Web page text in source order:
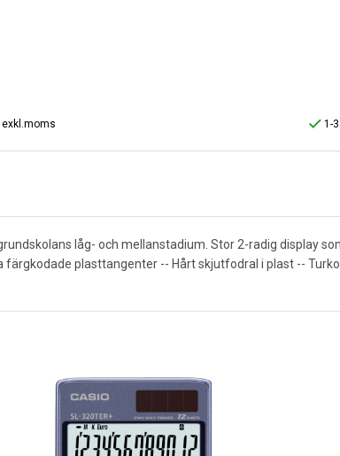
1-3
låg- och mellanstadium. Stor 2-radig display
plasttangenter -- Hårt skjutfodral i plast --